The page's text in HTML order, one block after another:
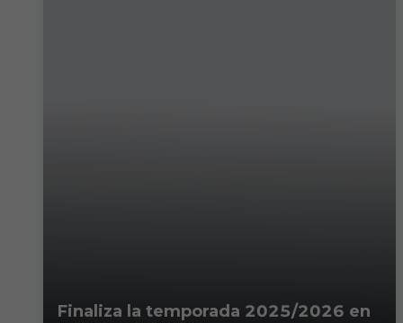
Finaliza la temporada 2025/2026 en